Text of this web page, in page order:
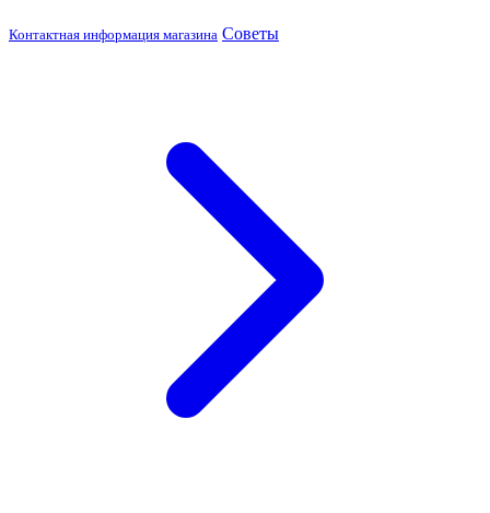
Контактная информация магазина Советы